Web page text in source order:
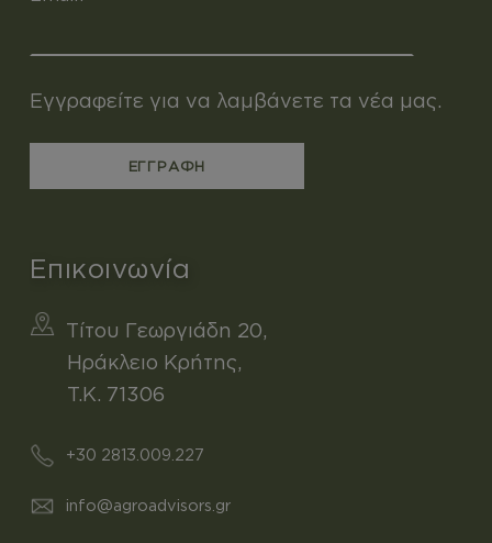
Εγγραφείτε για να λαμβάνετε τα νέα μας.
Επικοινωνία
Τίτου Γεωργιάδη 20,
Ηράκλειο Κρήτης,
T.K. 71306
+30 2813.009.227
info@agroadvisors.gr